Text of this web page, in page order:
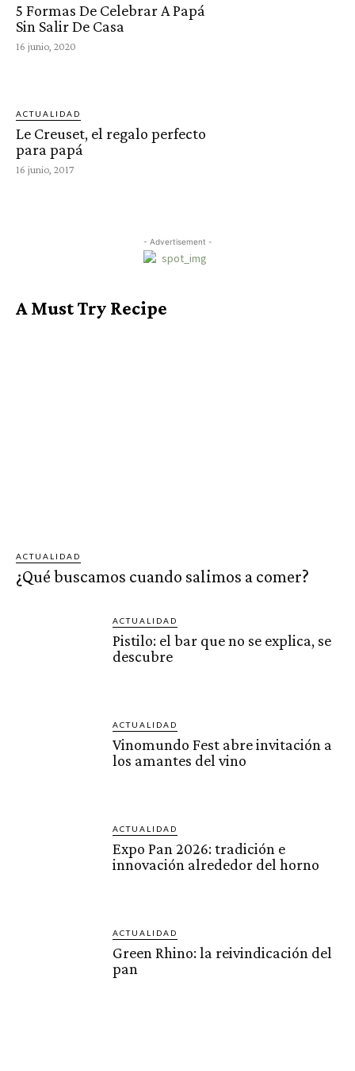
5 Formas De Celebrar A Papá
Sin Salir De Casa
16 junio, 2020
ACTUALIDAD
Le Creuset, el regalo perfecto
para papá
16 junio, 2017
- Advertisement -
A Must Try Recipe
ACTUALIDAD
¿Qué buscamos cuando salimos a comer?
ACTUALIDAD
Pistilo: el bar que no se explica, se
descubre
ACTUALIDAD
Vinomundo Fest abre invitación a
los amantes del vino
ACTUALIDAD
Expo Pan 2026: tradición e
innovación alrededor del horno
ACTUALIDAD
Green Rhino: la reivindicación del
pan